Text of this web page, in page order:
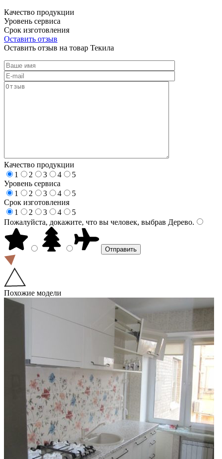
Качество продукции
Уровень сервиса
Срок изготовления
Оставить отзыв
Оставить отзыв на товар Текила
Качество продукции
1
2 3 4
5
Уровень сервиса
1
2 3 4
5
Срок изготовления
1
2 3 4
5
Пожалуйста, докажите, что вы человек, выбрав Дерево.
Похожие модели